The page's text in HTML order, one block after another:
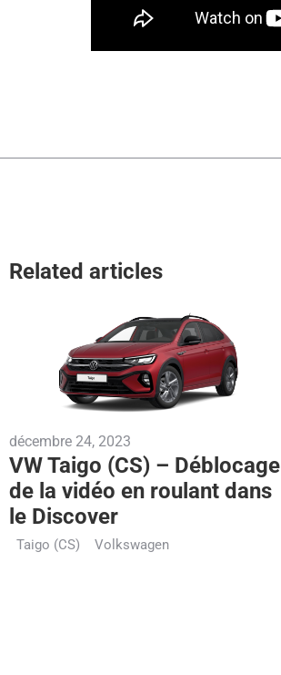
Related articles
décembre 24, 2023
VW Taigo (CS) – Déblocage
de la vidéo en roulant dans
le Discover
Taigo (CS) Volkswagen